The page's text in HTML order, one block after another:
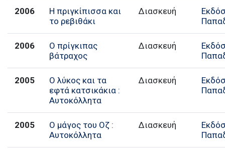
2006
Η πριγκίπισσα και
το ρεβιθάκι
Διασκευή
2006
Ο πρίγκιπας
βάτραχος
Διασκευή
2005
Ο λύκος και τα
εφτά κατσικάκια :
Αυτοκόλλητα
Διασκευή
2005
Ο μάγος του Οζ :
Αυτοκόλλητα
Διασκευή